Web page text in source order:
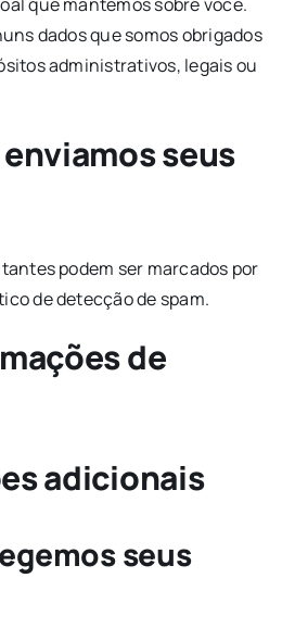
que mantemos sobre você.
dados que somos obrigados
administrativos, legais ou
seus
podem ser marcados por
de detecção de spam.
de
adicionais
seus